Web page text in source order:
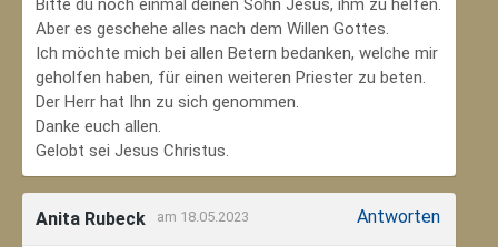
Bitte du noch einmal deinen Sohn Jesus, ihm zu helfen.
Aber es geschehe alles nach dem Willen Gottes.
Ich möchte mich bei allen Betern bedanken, welche mir
geholfen haben, für einen weiteren Priester zu beten.
Der Herr hat Ihn zu sich genommen.
Danke euch allen.
Gelobt sei Jesus Christus.
Anita Rubeck am 18.05.2023 Antworten